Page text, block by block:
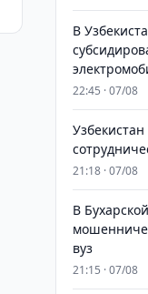
В
22:45 · 07/08
21:18 · 07/08
В
вуз
21:15 · 07/08